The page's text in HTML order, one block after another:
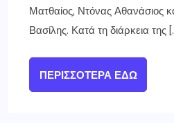
Ματθαίος, Ντόνας Αθανάσιος
Βασίλης. Κατά τη διάρκεια της
ΠΕΡΙΣΣΌΤΕΡΑ ΕΔΏ